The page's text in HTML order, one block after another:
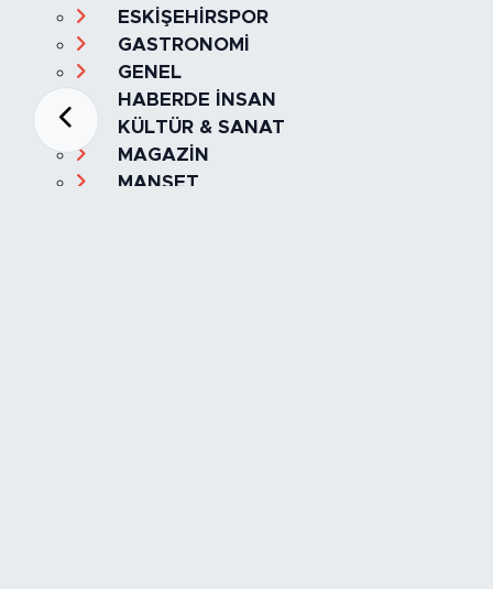
ESKİŞEHİRSPOR
GASTRONOMİ
GENEL
HABERDE İNSAN
KÜLTÜR & SANAT
MAGAZİN
MANŞET